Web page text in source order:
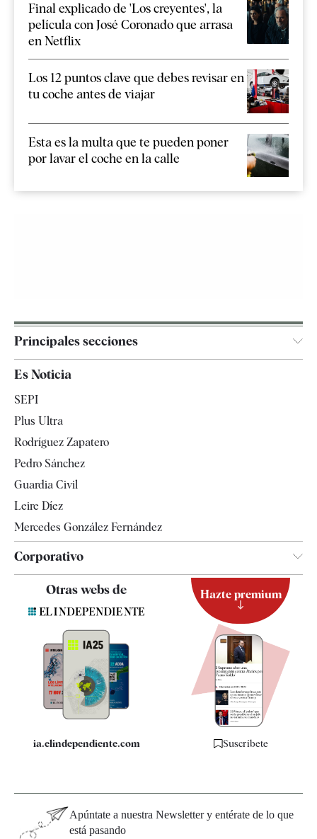
Final explicado de 'Los creyentes', la
película con José Coronado que arrasa
en Netflix
Los 12 puntos clave que debes revisar en
tu coche antes de viajar
Esta es la multa que te pueden poner
por lavar el coche en la calle
Principales secciones
España
Televisión
Es Noticia
SEPI
Plus Ultra
Rodríguez Zapatero
Pedro Sánchez
Guardia Civil
Leire Díez
Mercedes González Fernández
Corporativo
Contacto
Quiénes somos
Especificaciones
Otras webs de
ia.elindependiente.com
Hazte premium
Suscríbete
Apúntate a nuestra Newsletter y entérate de lo que
está pasando